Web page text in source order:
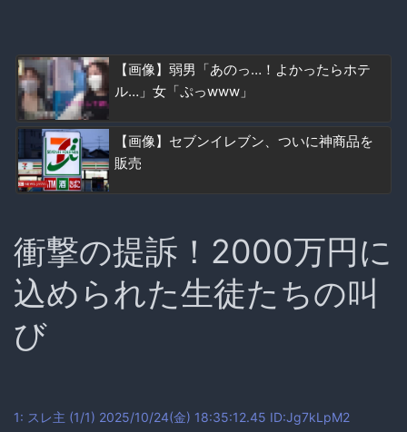
【画像】弱男「あのっ…！よかったらホテ
ル…」女「ぷっwww」
【画像】セブンイレブン、ついに神商品を
販売
衝撃の提訴！2000万円に
込められた生徒たちの叫
び
1: スレ主 (1/1) 2025/10/24(金) 18:35:12.45 ID:Jg7kLpM2